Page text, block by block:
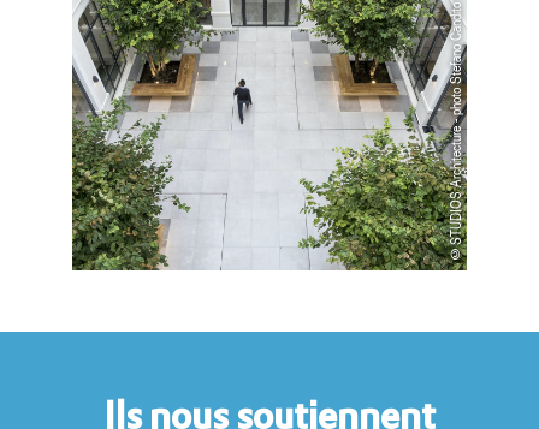
©STUDIOS Architecture - photo Stefano Candito
Ils nous soutiennent